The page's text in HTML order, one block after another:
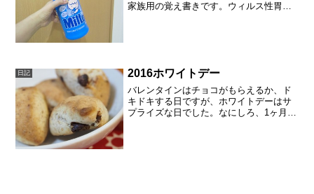
家族用の覚え書きです。ウィルス性胃腸
日記 2016ホワイトデー
バレンタインはチョコがもらえるか、ド
キドキする日ですが、ホワイトデーはサ
プライズな日でした。なにしろ、1ヶ月も